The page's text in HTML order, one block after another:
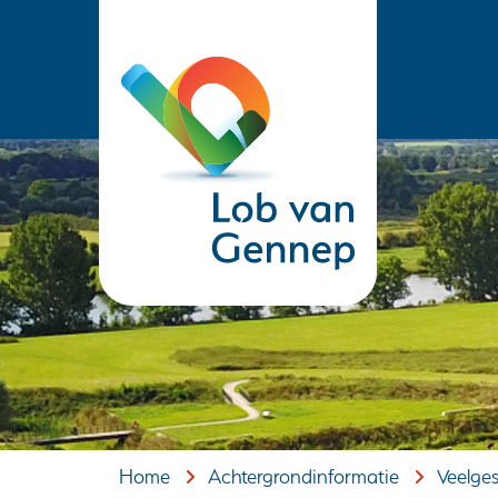
Home Achtergrondinformatie